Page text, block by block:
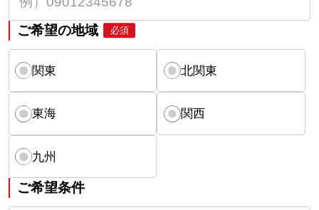
ご希望の地域 必須
関東 北関東
東海 関西
九州
ご希望条件